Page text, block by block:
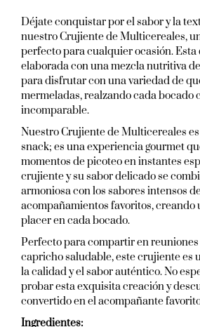
Déjate conquistar por el sabor y la
nuestro Crujiente de Multicereales,
perfecto para cualquier ocasión.
elaborada con una mezcla nutritiva
para disfrutar con una variedad de
mermeladas, realzando cada bocado
incomparable.
Nuestro Crujiente de Multicereales
snack; es una experiencia gourmet
momentos de picoteo en instantes
crujiente y su sabor delicado se
armoniosa con los sabores intensos
acompañamientos favoritos, creando
placer en cada bocado.
Perfecto para compartir en
capricho saludable, este crujiente es
la calidad y el sabor auténtico. No
probar esta exquisita creación y
convertido en el acompañante
Ingredientes: